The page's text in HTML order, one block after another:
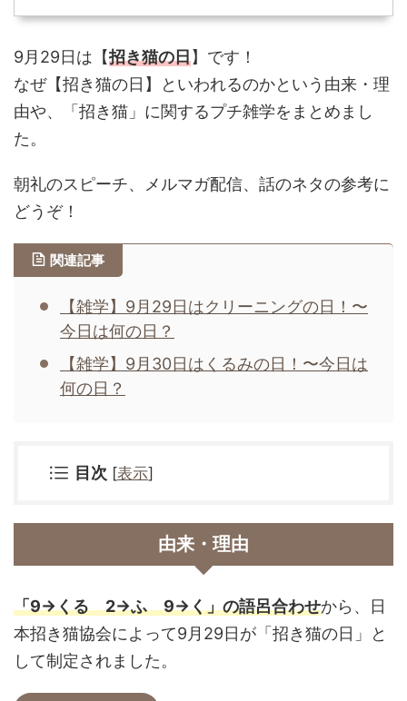
9月29日は【招き猫の日】です！
なぜ【招き猫の日】といわれるのかという由来・理
由や、「招き猫」に関するプチ雑学をまとめまし
た。
朝礼のスピーチ、メルマガ配信、話のネタの参考に
どうぞ！
関連記事
【雑学】9月29日はクリーニングの日！〜
今日は何の日？
【雑学】9月30日はくるみの日！〜今日は
何の日？
目次 [表示]
由来・理由
「9→くる 2→ふ 9→く」の語呂合わせから、日
本招き猫協会によって9月29日が「招き猫の日」と
して制定されました。